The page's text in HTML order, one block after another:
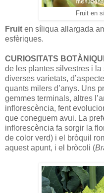
Fruit en
Fruit en síliqua allargada
esfèriques.
CURIOSITATS
de les plantes silvestres i
diverses varietats,
quants milers d’anys. Uns
gemmes terminals, altres
inflorescència, fent
que coneguem avui. La
inflorescència fa sorgir la
de color verd) i el bròquil
aquest apunt, i el bròcoli (